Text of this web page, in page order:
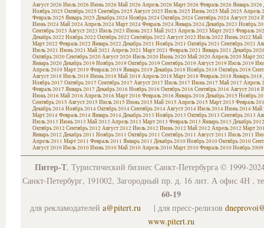
Август 2026 Июль 2026 Июнь 2026 Май 2026 Апрель 2026 Март 2026 Февраль 2026 Январь 2026
Ноябрь 2025 Октябрь 2025 Сентябрь 2025 Август 2025 Июль 2025 Июнь 2025 Май 2025 Апрель
Февраль 2025 Январь 2025 Декабрь 2024Ноябрь 2024Октябрь 2024Сентябрь 2024Август 2024
Июнь 2024Май 2024Апрель 2024Март 2024Февраль 2024Январь 2024Декабрь 2023 Ноябрь
Сентябрь 2023 Август 2023 Июль 2023 Июнь 2023 Май 2023 Апрель 2023 Март 2023 Февраль
Декабрь 2022 Ноябрь 2022 Октябрь 2022 Сентябрь 2022 Август 2022 Июль 2022 Июнь 2022 Май
Март 2022 Февраль 2022 Январь 2022 Декабрь 2021 Ноябрь 2021 Октябрь 2021 Сентябрь 2021
Июль 2021 Июнь 2021 Май 2021 Апрель 2021 Март 2021 Февраль 2021 Январь 2021 Декабрь 2020
Октябрь 2020Сентябрь 2020Август 2020Июль 2020Июнь 2020Май 2020Апрель 2020Март
Январь 2020Декабрь 2019 Ноябрь 2019 Октябрь 2019 Сентябрь 2019 Август 2019 Июль 2019
Апрель 2019 Март 2019 Февраль 2019 Январь 2019 Декабрь 2018 Ноябрь 2018 Октябрь 2018
Август 2018 Июль 2018 Июнь 2018 Май 2018 Апрель 2018 Март 2018 Февраль 2018 Январь 2018
Ноябрь 2017 Октябрь 2017 Сентябрь 2017 Август 2017 Июль 2017 Июнь 2017 Май 2017 Апрель
Февраль 2017 Январь 2017 Декабрь 2016 Ноябрь 2016 Октябрь 2016 Сентябрь 2016 Август 2016
Июнь 2016 Май 2016 Апрель 2016 Март 2016 Февраль 2016 Январь 2016 Декабрь 2015 Ноябрь
Сентябрь 2015 Август 2015 Июль 2015 Июнь 2015 Май 2015 Апрель 2015 Март 2015 Февраль
Декабрь 2014Ноябрь 2014Октябрь 2014Сентябрь 2014Август 2014Июль 2014Июнь 2014Май
Март 2014Февраль 2014Январь 2014Декабрь 2013 Ноябрь 2013 Октябрь 2013 Сентябрь 2013
Июль 2013 Июнь 2013 Май 2013 Апрель 2013 Март 2013 Февраль 2013 Январь 2013 Декабрь 2012
Октябрь 2012 Сентябрь 2012 Август 2012 Июль 2012 Июнь 2012 Май 2012 Апрель 2012 Март
Январь 2012 Декабрь 2011 Ноябрь 2011 Октябрь 2011 Сентябрь 2011 Август 2011 Июль 2011
Апрель 2011 Март 2011 Февраль 2011 Январь 2011 Декабрь 2010Ноябрь 2010Октябрь 2010
Август 2010Июль 2010Июнь 2010Май 2010Апрель 2010Март 2010Февраль 2010Ноябрь 2009
Питер-Т, Туристический бизнес Санкт-Петербурга © 1999-
Санкт-Петербург, 191002, Загородный пр. д. 16 лит. А офис 4Н ,
60-19
для рекламодателей a@pitert.ru | для пресс-релизов
www.pitert.ru